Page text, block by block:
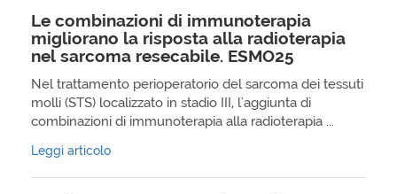
Le combinazioni di immunoterapia
migliorano la risposta alla radioterapia
nel sarcoma resecabile. ESMO25
Nel trattamento perioperatorio del sarcoma dei tessuti
molli (STS) localizzato in stadio III, l'aggiunta di
combinazioni di immunoterapia alla radioterapia ...
Leggi articolo